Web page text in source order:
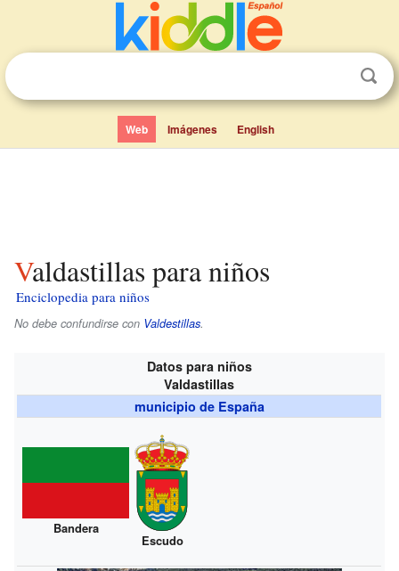
Web Imágenes English
Valdastillas para niños
Enciclopedia para niños
No debe confundirse con Valdestillas.
Datos para niños
Valdastillas
municipio de España
Bandera
Escudo